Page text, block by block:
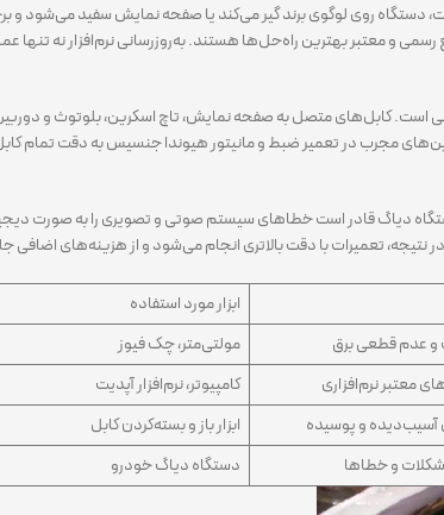
دستگاه روی لوگوی برند گیر می‌کند یا صفحه نمایش سفید می‌شود و
و معتبر بهترین راه‌حل‌ها هستند. به‌روزرسانی نرم‌افزار نه
است. کابل‌های متصل به صفحه نمایش، تاچ اسکرین، بلوتوث و
مجرب در تعمیر ضبط و مانیتور هیوندا جنسیس به دقت تمام
دیاگ قادر است خطاهای سیستم صوتی و تصویری را به صورت
تعمیرات با دقت بالاتری انجام می‌شود و از هزینه‌های اضافی
ابزار مورد استفاده
و عدم قطعی برق مولتی‌متر، چک فیوز
معتبر نرم‌افزاری کامپیوتر، نرم‌افزار آپدیت
و پوسیده ابزار باز و بسته‌کردن کابل
و خطاها دستگاه دیاگ خودرو